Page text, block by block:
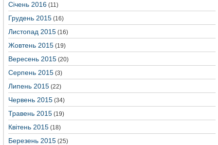
Січень 2016 (11)
Грудень 2015 (16)
Листопад 2015 (16)
Жовтень 2015 (19)
Вересень 2015 (20)
Серпень 2015 (3)
Липень 2015 (22)
Червень 2015 (34)
Травень 2015 (19)
Квітень 2015 (18)
Березень 2015 (25)